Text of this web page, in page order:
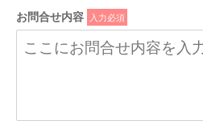
お問合せ内容
*